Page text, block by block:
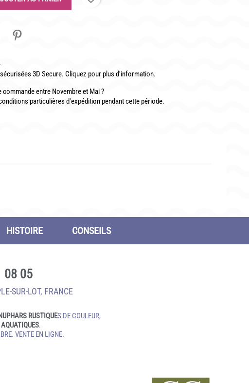
3D Secure. Cliquez pour plus d'information.
entre Novembre et Mai ?
particulières d'expédition pendant cette période.
HISTOIRE CONSEILS
08 05
FRANCE
RUSTIQUES DE COULEUR,
.
VENTE EN LIGNE.